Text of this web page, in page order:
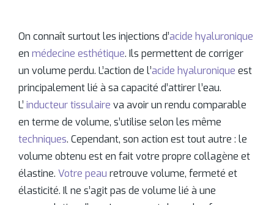
On connaît surtout les injections d’acide hyaluronique
en médecine esthétique. Ils permettent de corriger
un volume perdu. L’action de l’acide hyaluronique est
principalement lié à sa capacité d’attirer l’eau.
L’ inducteur tissulaire va avoir un rendu comparable
en terme de volume, s’utilise selon les même
techniques. Cependant, son action est tout autre : le
volume obtenu est en fait votre propre collagène et
élastine. Votre peau retrouve volume, fermeté et
élasticité. Il ne s’agit pas de volume lié à une